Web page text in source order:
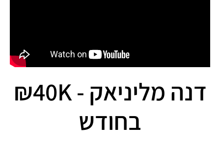
דנה מליניאק - 40K₪
בחודש